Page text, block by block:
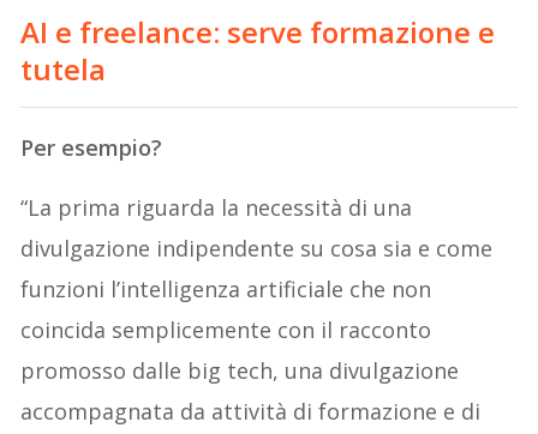
AI e freelance: serve formazione e
tutela
Per esempio?
“La prima riguarda la necessità di una
divulgazione indipendente su cosa sia e come
funzioni l’intelligenza artificiale che non
coincida semplicemente con il racconto
promosso dalle big tech, una divulgazione
accompagnata da attività di formazione e di